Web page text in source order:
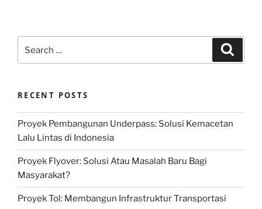
for:
RECENT POSTS
Proyek Pembangunan Underpass: Solusi Kemacetan
Lalu Lintas di Indonesia
Proyek Flyover: Solusi Atau Masalah Baru Bagi
Masyarakat?
Proyek Tol: Membangun Infrastruktur Transportasi